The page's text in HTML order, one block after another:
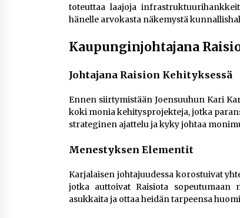
toteuttaa laajoja
hänelle arvokasta näkemystä
Kaupunginjohtajana
Johtajana Raision Kehityksessä
Ennen siirtymistään Joensuuhun Kari
koki monia kehitysprojekteja, jotka
strateginen ajattelu ja kyky johtaa
Menestyksen Elementit
Karjalaisen johtajuudessa korostuivat
jotka auttoivat Raisiota sopeutumaan
asukkaita ja ottaa heidän tarpeensa